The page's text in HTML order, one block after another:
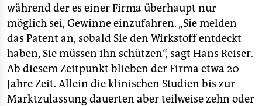
während der es einer Firma überhaupt nur
möglich sei, Gewinne einzufahren. „Sie melden
das Patent an, sobald Sie den Wirkstoff entdeckt
haben, Sie müssen ihn schützen“, sagt Hans Reiser.
Ab diesem Zeitpunkt blieben der Firma etwa 20
Jahre Zeit. Allein die klinischen Studien bis zur
Marktzulassung dauerten aber teilweise zehn oder